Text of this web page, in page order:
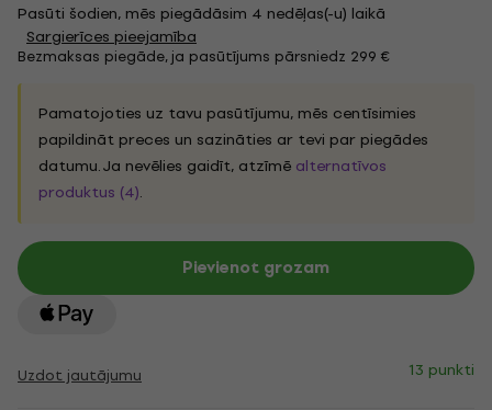
Pasūti šodien, mēs piegādāsim 4 nedēļas(-u) laikā
Sargierīces pieejamība
Bezmaksas piegāde, ja pasūtījums pārsniedz 299 €
Pamatojoties uz tavu pasūtījumu, mēs centīsimies
papildināt preces un sazināties ar tevi par piegādes
datumu. Ja nevēlies gaidīt, atzīmē alternatīvos
produktus (4).
Pievienot grozam
Uzdot jautājumu 13 punkti